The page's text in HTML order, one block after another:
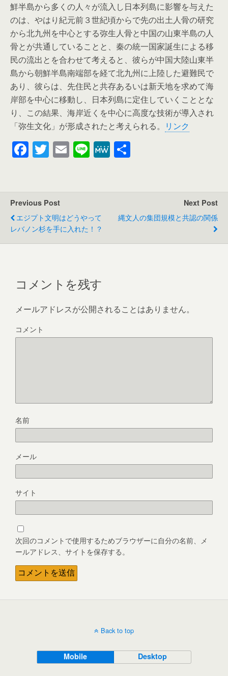
鮮半島から多くの人々が流入し日本列島に影響を与えた
のは、やはり紀元前３世紀頃からで先の出土人骨の研究
から北九州を中心とする弥生人骨と中国の山東半島の人
骨とが共通していることと、秦の統一国家誕生による移
民の流出とを合わせて考えると、彼らが中国大陸山東半
島から朝鮮半島南端部を経て北九州に上陸した避難民で
あり、彼らは、先住民と共存あるいは新天地を求めて海
岸部を中心に移動し、日本列島に定住していくこととな
り、この結果、海岸近くを中心に高度な技術が導入され
「弥生文化」が形成されたと考えられる。
リンク
F
a
e
b
o
o
T
wi
er
E
m
Li
n
M
e
Previous Post
エジプト文明はどうやって
レバノン杉を手に入れた！？
Next Post
縄文人の集団規模と共認の関係
コメントを残す
メールアドレスが公開されることはありません。
コメント
名前
メール
サイト
次回のコメントで使用するためブラウザーに自分の名前、メ
ールアドレス、サイトを保存する。
Back to top
Mobile Desktop